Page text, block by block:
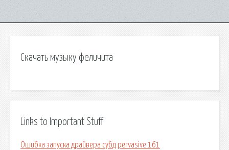
Скачать музыку феличита
Links to Important Stuff
Ошибка запуска драйвера субд pervasive 161